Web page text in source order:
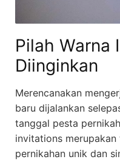
Pilah Warna
Diinginkan
Merencanakan
baru dijalankan
tanggal pesta
invitations
pernikahan unik dan